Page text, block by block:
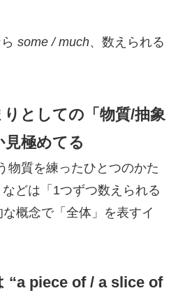
some / much、数えられる
としての「物質/抽象
見極めてる
質を練ったひとつのかた
どは「1つずつ数えられる
概念で「全体」を表すイ
piece of / a slice of